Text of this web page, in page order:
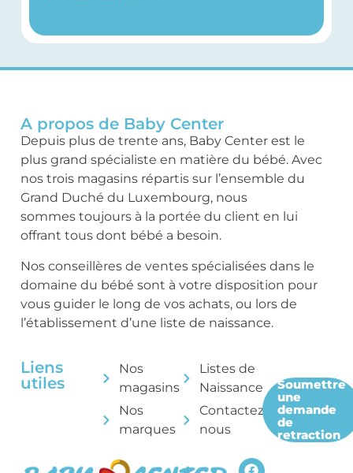
A propos de Baby Center
Depuis plus de trente ans, Baby Center est le
plus grand spécialiste en matière du bébé. Avec
nos trois magasins répartis sur l’ensemble du
Grand Duché du Luxembourg, nous
sommes toujours à la portée du client en lui
offrant tous dont bébé a besoin.
Nos conseillères de ventes spécialisées dans le
domaine du bébé sont à votre disposition pour
vous guider le long de vos achats, ou lors de
l’établissement d’une liste de naissance.
Liens
utiles
Nos
magasins
Nos
marques
Listes de
Naissance
Contactez-
nous
Soumettre
une
demande
de
retraction